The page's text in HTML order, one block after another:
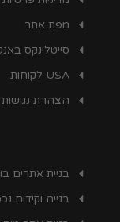
מפת אתר
סייטלינקס
USA לקוחות
הצהרת נגישות
בניית אתרים
בנייה וקידום